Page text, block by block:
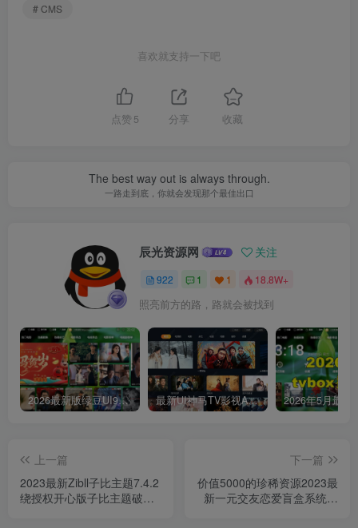
# CMS
喜欢就支持一下吧
点赞 5 分享 收藏
The best way out is always through.
一路走到底，你就会发现那个最佳出口
辰光资源网 关注
922 1 1 18.8W+
照亮前方的路，路就会被找到
2026最新版绿豆UI9双端影视APP源码 最新UI神马TV影视APP源码 乐檬影视苹果CMS后台 包含前后端源码
上一篇
2023最新Zibll子比主题7.4.2
绕授权开心版子比主题破解
下一篇
价值5000的珍稀资源2023最
新一元交友恋爱盲盒系统源